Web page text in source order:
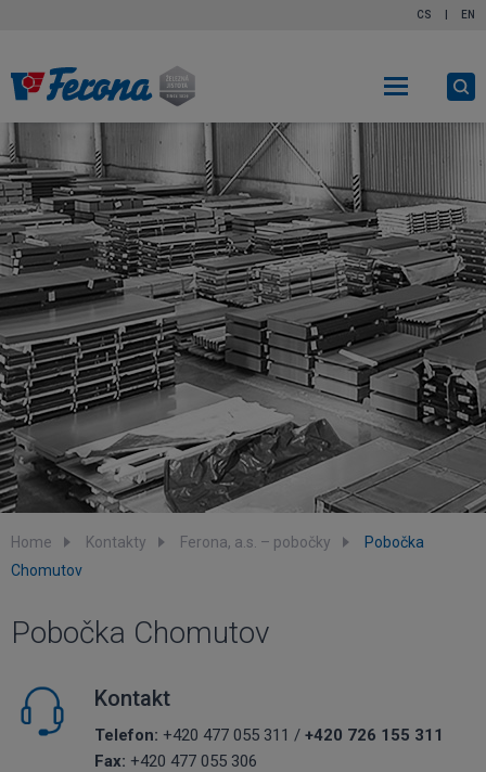
CS EN
Home Kontakty Ferona, a.s. – pobočky
Pobočka
Chomutov
Pobočka Chomutov
Kontakt
Telefon: +420 477 055 311 / +420 726 155 311
Fax: +420 477 055 306